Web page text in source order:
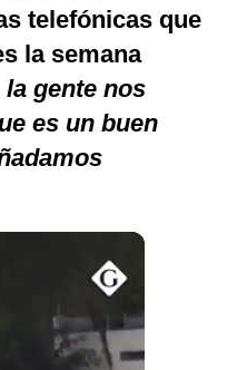
telefónicas que
la semana
la gente nos
es un buen